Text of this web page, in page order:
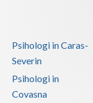
Psihologi in Caras-
Severin
Psihologi in
Covasna